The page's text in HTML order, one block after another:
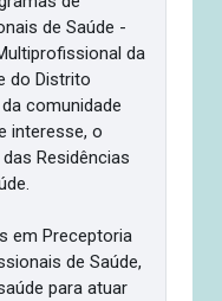
de Saúde -
da
do Distrito
comunidade
interesse, o
Residências
em Preceptoria
de Saúde,
para atuar